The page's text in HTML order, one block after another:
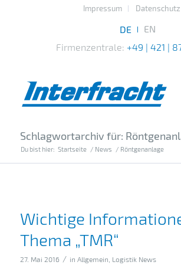
Impressum Datenschutz
Firmenzentrale: +49 | 421 |
Schlagwortarchiv für:
Du bist hier: Startseite / News / Röntgenanlage
Wichtige
Thema „TMR“
27. Mai 2016 / in Allgemein Logistik News